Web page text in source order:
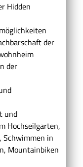
Hidden
der
der
und
Hochseilgarten,
Schwimmen in
Mountainbiken